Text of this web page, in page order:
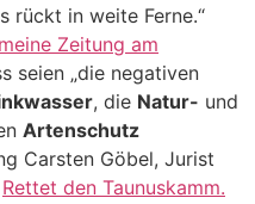
rückt in weite Ferne.“
Zeitung am
seien „die negativen
, die Natur- und
Artenschutz
Carsten Göbel, Jurist
Rettet den Taunuskamm.